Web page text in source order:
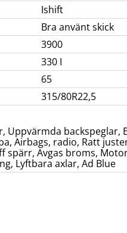
Ishift
Bra använt skick
3900
330 I
65
315/80R22,5
Uppvärmda backspeglar,
Airbags, radio, Ratt
spärr, Avgas broms,
Lyftbara axlar, Ad Blue